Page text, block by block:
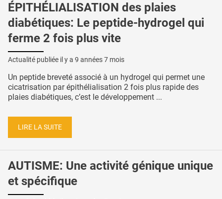
ÉPITHÉLIALISATION des plaies
diabétiques: Le peptide-hydrogel qui
ferme 2 fois plus vite
Actualité publiée il y a 9 années 7 mois
Un peptide breveté associé à un hydrogel qui permet une
cicatrisation par épithélialisation 2 fois plus rapide des
plaies diabétiques, c’est le développement ...
LIRE LA SUITE
AUTISME: Une activité génique unique
et spécifique